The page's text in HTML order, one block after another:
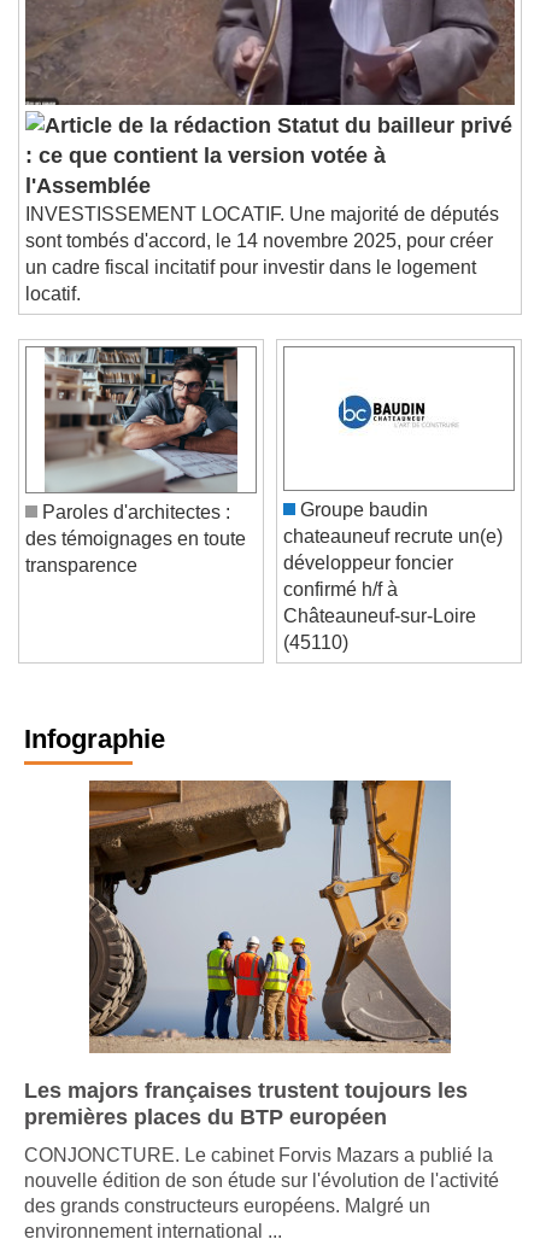
Statut du bailleur privé
: ce que contient la version votée à
l'Assemblée
INVESTISSEMENT LOCATIF. Une majorité de députés
sont tombés d'accord, le 14 novembre 2025, pour créer
un cadre fiscal incitatif pour investir dans le logement
locatif.
Paroles d'architectes :
des témoignages en toute
Groupe baudin
chateauneuf recrute un(e)
développeur foncier
confirmé h/f à
Châteauneuf-sur-Loire
(45110)
Infographie
Les majors françaises trustent toujours les
premières places du BTP européen
CONJONCTURE. Le cabinet Forvis Mazars a publié la
nouvelle édition de son étude sur l'évolution de l'activité
des grands constructeurs européens. Malgré un